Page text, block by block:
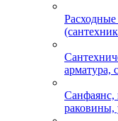
арматура,
Санфаянс,
раковины,